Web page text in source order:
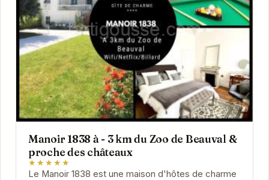
Manoir 1838 à - 3 km du Zoo de Beauval &
proche des châteaux
★★★★★
Le Manoir 1838 est une maison d'hôtes de charme